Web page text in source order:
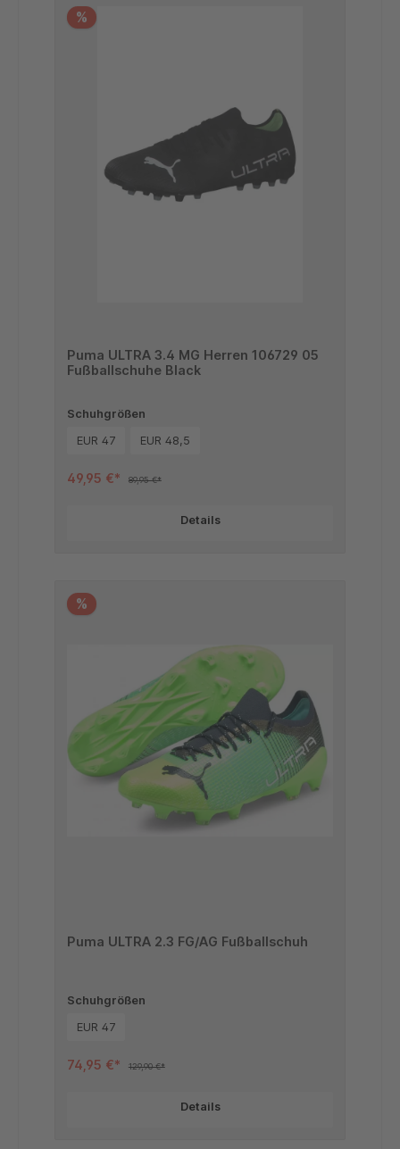
%
Puma ULTRA 3.4 MG Herren 106729 05
Fußballschuhe Black
Schuhgrößen
EUR 47
EUR 48,5
49,95 €* 89,95 €*
Details
%
Puma ULTRA 2.3 FG/AG Fußballschuh
Schuhgrößen
EUR 47
74,95 €* 129,90 €*
Details